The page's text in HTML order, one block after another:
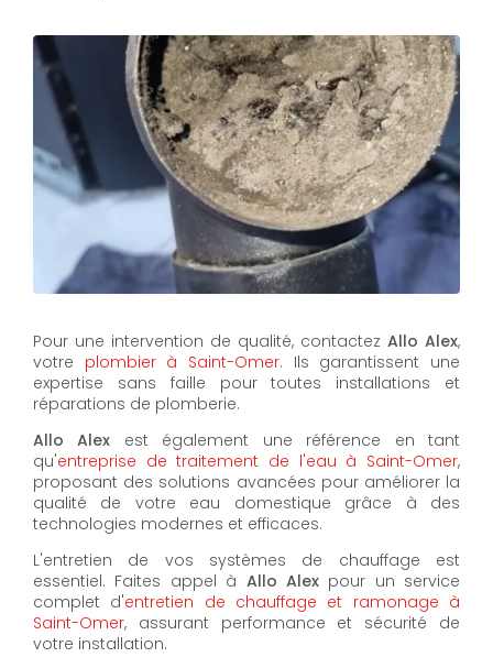
Pour une intervention de qualité, contactez Allo Alex,
votre plombier à Saint-Omer. Ils garantissent une
expertise sans faille pour toutes installations et
réparations de plomberie.
Allo Alex est également une référence en tant
qu'entreprise de traitement de l'eau à Saint-Omer,
proposant des solutions avancées pour améliorer la
qualité de votre eau domestique grâce à des
technologies modernes et efficaces.
L'entretien de vos systèmes de chauffage est
essentiel. Faites appel à Allo Alexpour un service
complet d'entretien de chauffage et ramonage à
Saint-Omer, assurant performance et sécurité de
votre installation.